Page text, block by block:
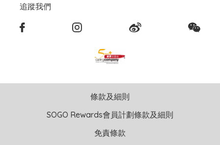
追蹤我們
條款及細則
SOGO Rewards會員計劃條款及細則
免責條款